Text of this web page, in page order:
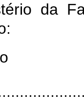
da
o